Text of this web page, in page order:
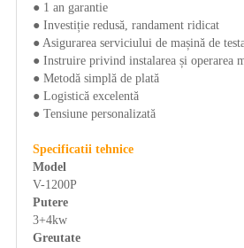
● 1 an garantie
● Investiție redusă, randament ridicat
● Asigurarea serviciului de mașină de
● Instruire privind instalarea și operarea
● Metodă simplă de plată
● Logistică excelentă
● Tensiune personalizată
Specificatii tehnice
Model
V-1200P
Putere
3+4kw
Greutate